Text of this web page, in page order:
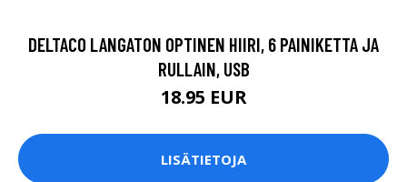
DELTACO LANGATON OPTINEN HIIRI, 6 PAINIKETTA JA
RULLAIN, USB
18.95 EUR
LISÄTIETOJA